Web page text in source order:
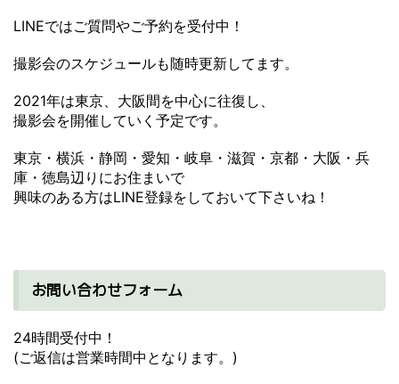
LINEではご質問やご予約を受付中！
撮影会のスケジュールも随時更新してます。
2021年は東京、大阪間を中心に往復し、
撮影会を開催していく予定です。
東京・横浜・静岡・愛知・岐阜・滋賀・京都・大阪・兵
庫・徳島辺りにお住まいで
興味のある方はLINE登録をしておいて下さいね！
お問い合わせフォーム
24時間受付中！
(ご返信は営業時間中となります。)